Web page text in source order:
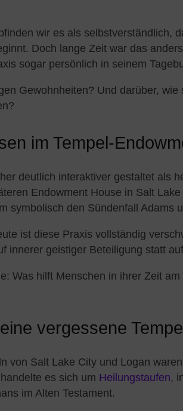
wir es als selbstverständlich,
Doch lange Zeit war das
sogar persönlich in seinem
Gewohnheiten? Und darüber, wie
im Tempel-
deutlich interaktiver gestaltet als
Endowment House in Salt
symbolisch den Sündenfall Adams
ist diese Praxis vollständig
innerer geistiger Beteiligung statt
Was hilft Menschen in ihrer Zeit
vergessene
von Salt Lake City und Logan
es sich um Heilungstaufen,
im Alten Testament.